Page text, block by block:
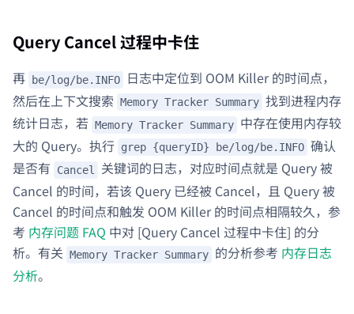
Query Cancel 过程中卡住
再 be/log/be.INFO
日志中定位到 OOM Killer 的时间点，
然后在上下文搜索 Memory Tracker Summary 找到进程内存
统计日志，若 Memory Tracker Summary 中存在使用内存较
大的 Query。执行 grep {queryID} be/log/be.INFO 确认
是否有
Cancel
关键词的日志，对应时间点就是 Query 被
Cancel 的时间，若该 Query 已经被 Cancel，且 Query 被
Cancel 的时间点和触发 OOM Killer 的时间点相隔较久，参
考 内存问题 FAQ 中对 [Query Cancel 过程中卡住] 的分
析。有关 Memory Tracker Summary 的分析参考 内存日志
分析。